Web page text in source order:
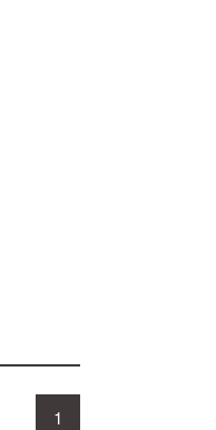
1